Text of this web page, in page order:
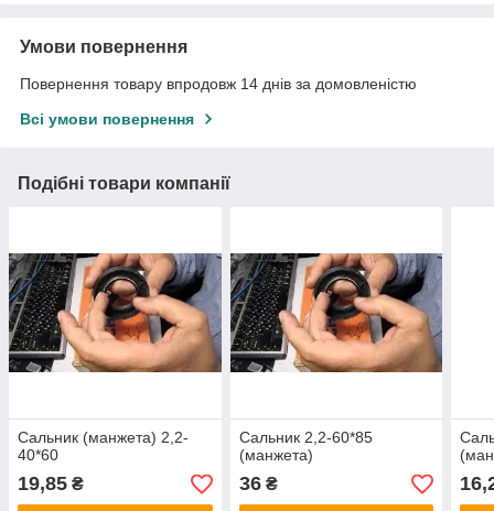
Умови повернення
Повернення товару впродовж 14 днів за домовленістю
Всі умови повернення
Подібні товари компанії
Сальник (манжета) 2,2-
40*60
19,85 ₴
Сальник 2,2-60*85
(манжета)
36₴